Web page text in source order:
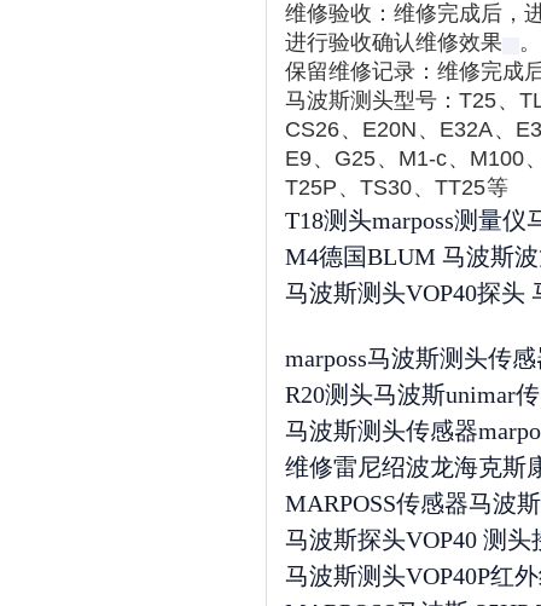
维修验收 ：维修完成后，
进行验收确认维修效果‌
。
保留维修记录 ：维修完成
马波斯测头型号：T25、
CS26、 E20N 、 E32A、
E9、 G25、 M1-c、 M100
T25P 、 TS30、 TT25等‌
T18测头marposs测量仪
M4德国BLUM 马波斯
马波斯测头VOP40探头
marposs马波斯测头传
R20测头马波斯unimar
马波斯测头传感器
维修雷尼绍波龙海克斯
MARPOSS传感器马波
马波斯探头VOP40 测
马波斯测头VOP40P红